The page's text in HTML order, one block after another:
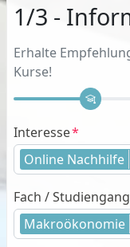
1/3 -
Erhalte
Kurse!
Interesse
Online Nachhilfe
Fach / Studiengang
Makroökonomie